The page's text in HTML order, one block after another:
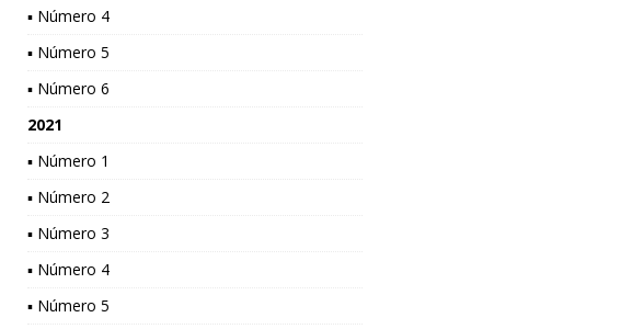
▪ Número 4
▪ Número 5
▪ Número 6
2021
▪ Número 1
▪ Número 2
▪ Número 3
▪ Número 4
▪ Número 5